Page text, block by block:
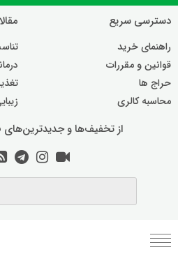
دسترسی سریع
راهنمای خرید
قوانین و مقررات
حراج ها
محاسبه کالری
از تخفیف‌ها و جدیدترین‌های